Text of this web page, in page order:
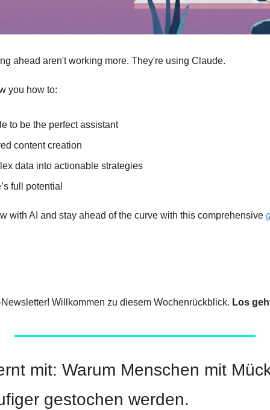
ahead aren't working more. They're using Claude.
you how to:
to be the perfect assistant
content creation
data into actionable strategies
full potential
with AI and stay ahead of the curve with this comprehensive
Willkommen zu diesem Wochenrückblick. Los
mit: Warum Menschen mit
gestochen werden.